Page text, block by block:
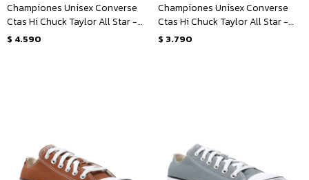
Championes Unisex Converse
Ctas Hi Chuck Taylor All Star -
Marrón - Blanco
$ 4.590
Championes Unisex Converse
Ctas Hi Chuck Taylor All Star -
Gris
$ 3.790